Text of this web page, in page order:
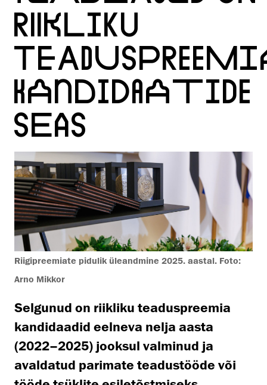
RIIKLIKU
KANDIDAATIDE
SEAS
Riigipreemiate pidulik üleandmine 2025. aastal. Foto:
Arno Mikkor
Selgunud on riikliku teaduspreemia
kandidaadid eelneva nelja aasta
(2022–2025) jooksul valminud ja
avaldatud parimate teadustööde või